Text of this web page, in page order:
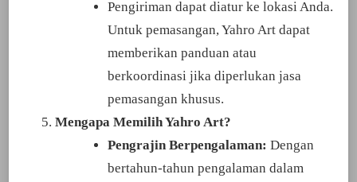
Pengiriman dapat diatur ke lokasi Anda.
Untuk pemasangan, Yahro Art dapat
memberikan panduan atau
berkoordinasi jika diperlukan jasa
pemasangan khusus.
Mengapa Memilih Yahro Art?
Pengrajin Berpengalaman: Dengan
bertahun-tahun pengalaman dalam